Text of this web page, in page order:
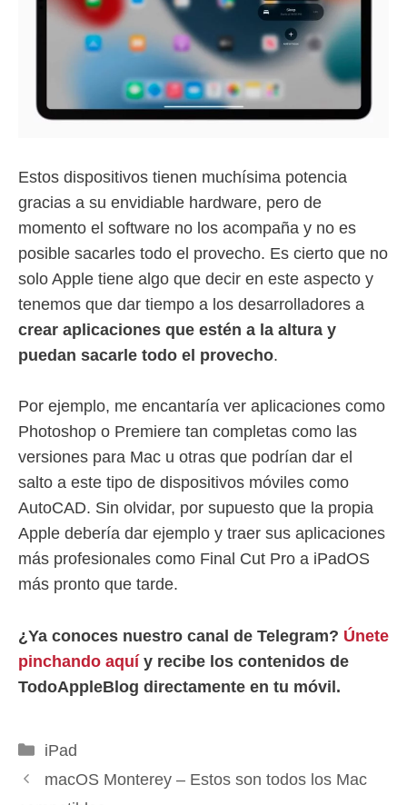
Estos dispositivos tienen muchísima potencia
gracias a su envidiable hardware, pero de
momento el software no los acompaña y no es
posible sacarles todo el provecho. Es cierto que no
solo Apple tiene algo que decir en este aspecto y
tenemos que dar tiempo a los desarrolladores a
crear aplicaciones que estén a la altura y
puedan sacarle todo el provecho.
Por ejemplo, me encantaría ver aplicaciones como
Photoshop o Premiere tan completas como las
versiones para Mac u otras que podrían dar el
salto a este tipo de dispositivos móviles como
AutoCAD. Sin olvidar, por supuesto que la propia
Apple debería dar ejemplo y traer sus aplicaciones
más profesionales como Final Cut Pro a iPadOS
más pronto que tarde.
¿Ya conoces nuestro canal de Telegram? Únete
pinchando aquí y recibe los contenidos de
TodoAppleBlog directamente en tu móvil.
Categorías
iPad
macOS Monterey – Estos son todos los Mac